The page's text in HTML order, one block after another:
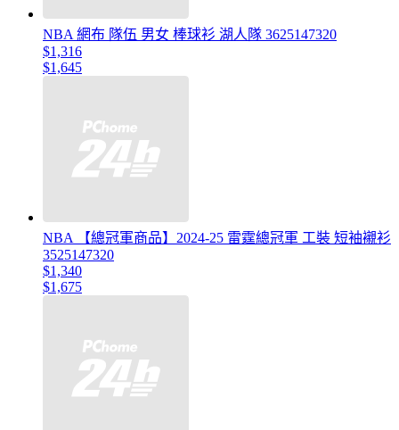
NBA 網布 隊伍 男女 棒球衫 湖人隊 3625147320
$1,316
$1,645
NBA 【總冠軍商品】2024-25 雷霆總冠軍 工裝 短袖襯衫
3525147320
$1,340
$1,675